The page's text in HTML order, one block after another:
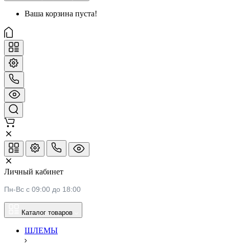
Ваша корзина пуста!
Личный кабинет
Пн-Вс с 09:00 до 18:00
Каталог товаров
ШЛЕМЫ